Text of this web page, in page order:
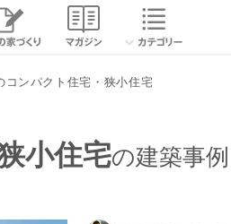
コンパクト住宅・狭小住宅
小住宅の建築事